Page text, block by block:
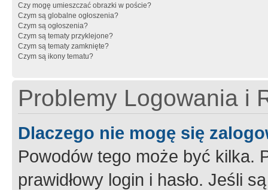
Czy mogę umieszczać obrazki w poście?
Czym są globalne ogłoszenia?
Czym są ogłoszenia?
Czym są tematy przyklejone?
Czym są tematy zamknięte?
Czym są ikony tematu?
Problemy Logowania i
Dlaczego nie mogę się
Powodów tego może być kilka.
prawidłowy login i hasło. Jeśli